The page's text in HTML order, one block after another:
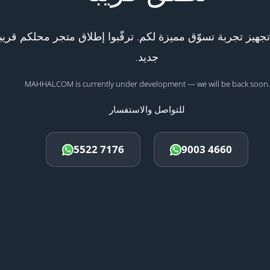
تجربة تسوّق مميزة لكم. ترقّبوا إطلاق متجر محلكم
جديد.
MAHHALCOM is currently under development — we will be back soon.
للتواصل والاستفسار
5522 7176 9003 4660